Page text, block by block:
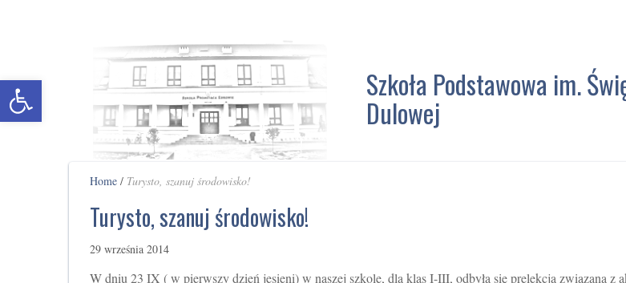
Otwórz pasek narzędzi Szkoła Podstawowa im.
Dulowej
Home / Turysto, szanuj środowisko!
Turysto, szanuj środowisko!
29 września 2014
W dniu 23 IX ( w pierwszy dzień jesieni) w naszej szkole, dla klas I-III, odbyła się prelekcja związana z